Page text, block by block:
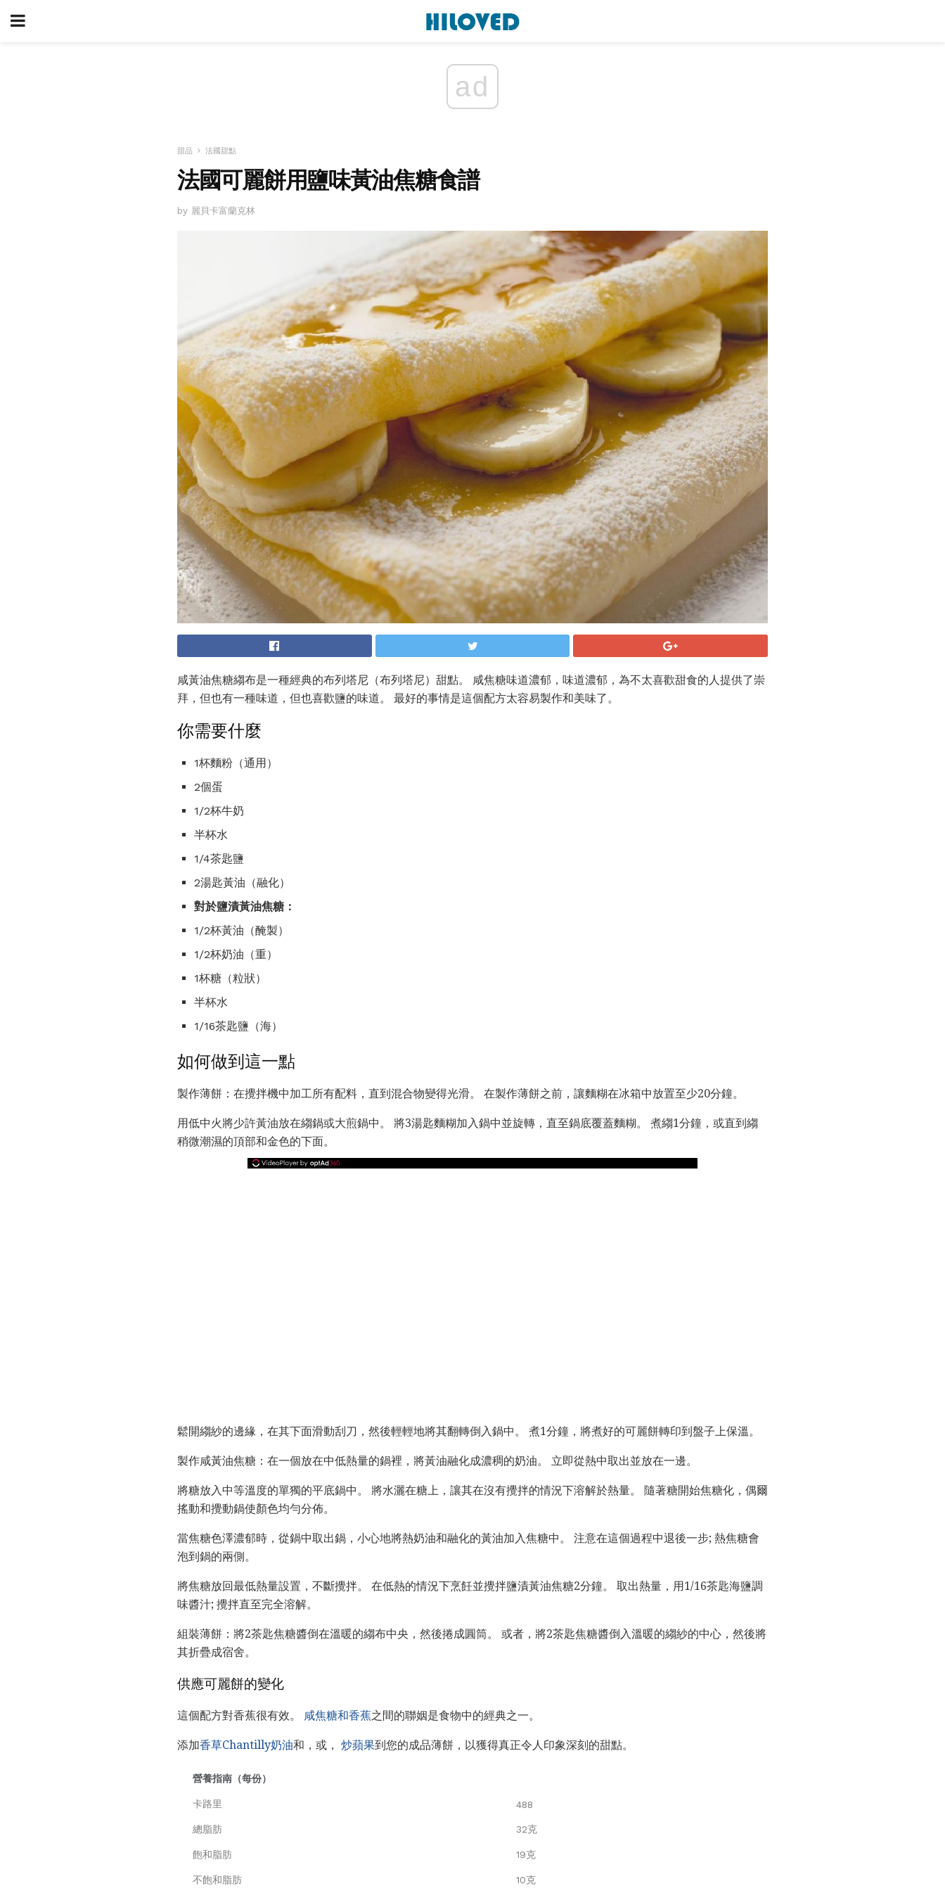
ad
甜品 法國甜點
法國可麗餅用鹽味黃油焦糖食譜
by 麗貝卡富蘭克林
咸黃油焦糖縐布是一種經典的布列塔尼（布列塔尼）甜點。 咸焦糖味道濃郁，味道濃郁，為不太喜歡甜食的人提供了崇
拜，但也有一種味道，但也喜歡鹽的味道。 最好的事情是這個配方太容易製作和美味了。
你需要什麼
1杯麵粉（通用）
2個蛋
1/2杯牛奶
半杯水
1/4茶匙鹽
2湯匙黃油（融化）
對於鹽漬黃油焦糖：
1/2杯黃油（醃製）
1/2杯奶油（重）
1杯糖（粒狀）
半杯水
1/16茶匙鹽（海）
如何做到這一點
製作薄餅：在攪拌機中加工所有配料，直到混合物變得光滑。 在製作薄餅之前，讓麵糊在冰箱中放置至少20分鐘。
用低中火將少許黃油放在縐鍋或大煎鍋中。 將3湯匙麵糊加入鍋中並旋轉，直至鍋底覆蓋麵糊。 煮縐1分鐘，或直到縐
稍微潮濕的頂部和金色的下面。
鬆開縐紗的邊緣，在其下面滑動刮刀，然後輕輕地將其翻轉倒入鍋中。 煮1分鐘，將煮好的可麗餅轉印到盤子上保溫。
製作咸黃油焦糖：在一個放在中低熱量的鍋裡，將黃油融化成濃稠的奶油。 立即從熱中取出並放在一邊。
將糖放入中等溫度的單獨的平底鍋中。 將水灑在糖上，讓其在沒有攪拌的情況下溶解於熱量。 隨著糖開始焦糖化，偶爾
搖動和攪動鍋使顏色均勻分佈。
當焦糖色澤濃郁時，從鍋中取出鍋，小心地將熱奶油和融化的黃油加入焦糖中。 注意在這個過程中退後一步; 熱焦糖會
泡到鍋的兩側。
將焦糖放回最低熱量設置，不斷攪拌。 在低熱的情況下烹飪並攪拌鹽漬黃油焦糖2分鐘。 取出熱量，用1/16茶匙海鹽調
味醬汁; 攪拌直至完全溶解。
組裝薄餅：將2茶匙焦糖醬倒在溫暖的縐布中央，然後捲成圓筒。 或者，將2茶匙焦糖醬倒入溫暖的縐紗的中心，然後將
其折疊成宿舍。
供應可麗餅的變化
這個配方對香蕉很有效。 咸焦糖和香蕉之間的聯姻是食物中的經典之一。
添加香草Chantilly奶油和，或， 炒蘋果到您的成品薄餅，以獲得真正令人印象深刻的甜點。
營養指南（每份）
卡路里 488
總脂肪 32克
飽和脂肪 19克
不飽和脂肪 10克